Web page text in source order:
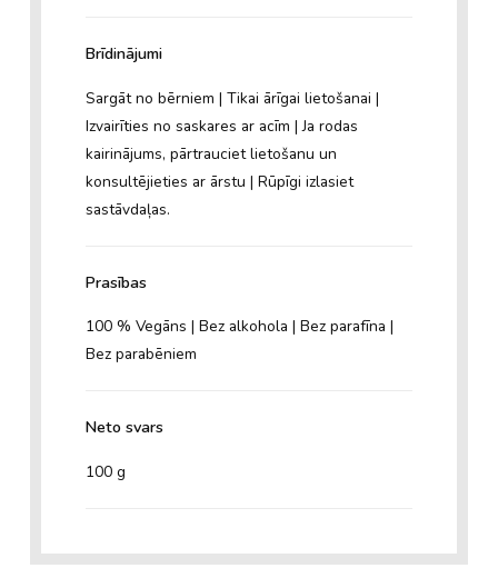
Brīdinājumi
Sargāt no bērniem | Tikai ārīgai lietošanai |
Izvairīties no saskares ar acīm | Ja rodas
kairinājums, pārtrauciet lietošanu un
konsultējieties ar ārstu | Rūpīgi izlasiet
sastāvdaļas.
Prasības
100 % Vegāns | Bez alkohola | Bez parafīna |
Bez parabēniem
Neto svars
100 g